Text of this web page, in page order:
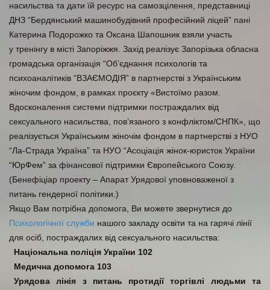
насильства та дати їй ресурс на самозцілення, представниці
ДНЗ “Бердянський машинобудівний професійний ліцей” пані
Катерина Подорожко та Оксана Шапошник взяли участь
у тренінгу в місті Запоріжжя. Захід реалізує Запорізька обласна
громадська організація “Об’єднання психологів та
психоаналітиків “ВЗАЄМОДІЯ” в партнерстві з Українським
жіночим фондом, в рамках проєкту «Вистоїмо разом.
Вдосконалення системи підтримки постраждалих від
сексуального насильства, пов’язаного з конфліктом/СНПК», що
реалізується Українським жіночім фондом в партнерстві з НУО
“Ла-Страда Україна” та НУО “Асоціація жінок-юристок України
“ЮрФем” за фінансової підтримки Європейського Союзу.
(Бенефіціар проекту – Апарат Урядової уповноваженої з
питань гендерної політики.)
Якщо Вам потрібна допомога, Ви можете звернутися до
Психологічної служби нашого закладу освіти та на гарячі лінії
для осіб, постраждалих від сексуального насильства:
Національна поліція України 102
Медична допомога 103
Урядова лінія з питань протидії торгівлі людьми та